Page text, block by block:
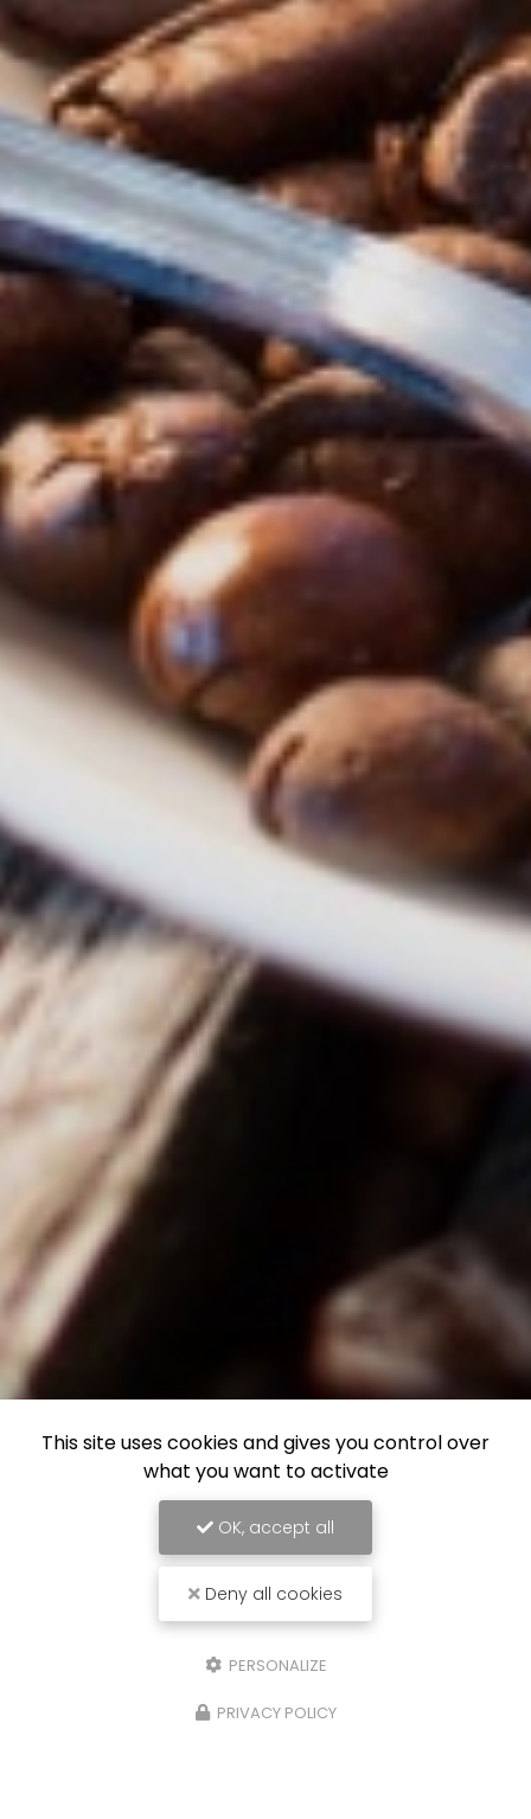
This site uses cookies and gives you control over
what you want to activate
OK, accept all
Deny all cookies
PERSONALIZE
PRIVACY POLICY